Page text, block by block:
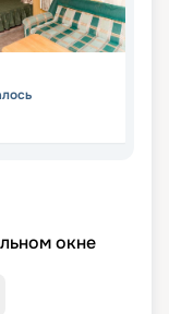
окне